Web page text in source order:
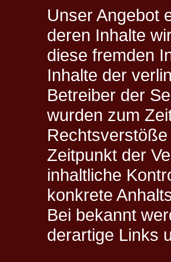
Unser Angebot
deren Inhalte
diese fremden
Inhalte der
Betreiber der
wurden zum
Zeitpunkt der
inhaltliche
konkrete
Bei bekannt
derartige Links